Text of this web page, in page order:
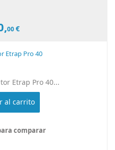
00€
Etrap Pro 40
Etrap Pro 40...
al carrito
comparar